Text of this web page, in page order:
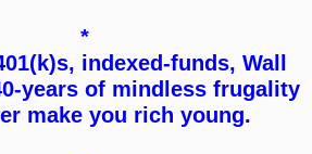
*
indexed-funds, Wall
years of mindless frugality
make you rich young.